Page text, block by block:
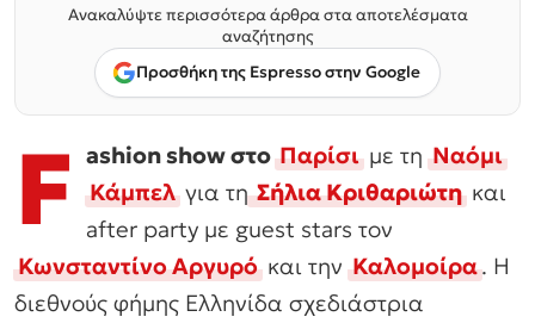
Ανακαλύψτε περισσότερα άρθρα στα αποτελέσματα
αναζήτησης
Προσθήκη της Espresso στην Google
F ashion show στοΠαρίσιμε τηΝαόμι
Κάμπελγια τηΣήλια Κριθαριώτηκαι
after party με guest stars τον
Κωνσταντίνο Αργυρόκαι τηνΚαλομοίρα. Η
διεθνούς φήμης Ελληνίδα σχεδιάστρια